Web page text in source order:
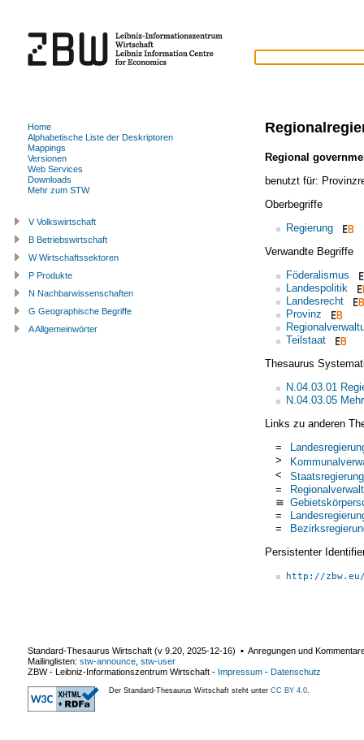
Regional
benutzt für:
Oberbegriffe
Regierung
Verwandte Begriffe
Föderalismus
Landespolitik
Landesrecht
Provinz
Teilstaat
Thesaurus
N.04.03.01
N.04.03.05
Links zu anderen
=
>
<
Staatsregierung
=
≅
=
=
Persistenter
http://
Home
Alphabetische Liste der Deskriptoren
Mappings
Versionen
Web Services
Downloads
Mehr zum STW
V Volkswirtschaft
B Betriebswirtschaft
W Wirtschaftssektoren
P Produkte
N Nachbarwissenschaften
G Geographische Begriffe
A Allgemeinwörter
Standard-Thesaurus Wirtschaft (v 9.20 2025-12-16) ▪ Anregungen und
Mailinglisten: stw-announce stw-user
ZBW - Leibniz-Informationszentrum Wirtschaft - Impressum - Datenschutz
Der Standard-Thesaurus Wirtschaft steht unter CC BY 4.0